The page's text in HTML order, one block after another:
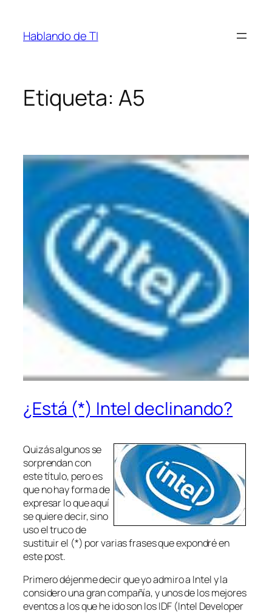
contenido
Hablando de TI
Etiqueta: A5
¿Está (*) Intel declinando?
Quizás algunos se
sorprendan con
este título, pero es
que no hay forma de
expresar lo que aquí
se quiere decir, sino
uso el truco de
sustituir el (*) por varias frases que expondré en
este post.
Primero déjenme decir que yo admiro a Intel y la
considero una gran compañía, y unos de los mejores
eventos a los que he ido son los IDF (Intel Developer